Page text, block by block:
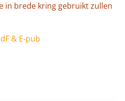
in brede kring gebruikt zullen
& E-pub